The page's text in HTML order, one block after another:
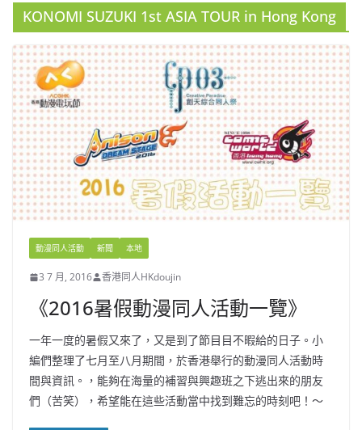
KONOMI SUZUKI 1st ASIA TOUR in Hong Kong
動漫同人活動 新聞 本地
3 7 月, 2016 香港同人HKdoujin
《2016暑假動漫同人活動一覽》
一年一度的暑假又來了，又是到了節目目不暇給的日子。小
編們整理了七月至八月期間，於香港舉行的動漫同人活動時
間與資訊。，能夠在海量的補習與興趣班之下逃出來的朋友
們（苦笑），希望能在這些活動當中找到難忘的時刻吧！～